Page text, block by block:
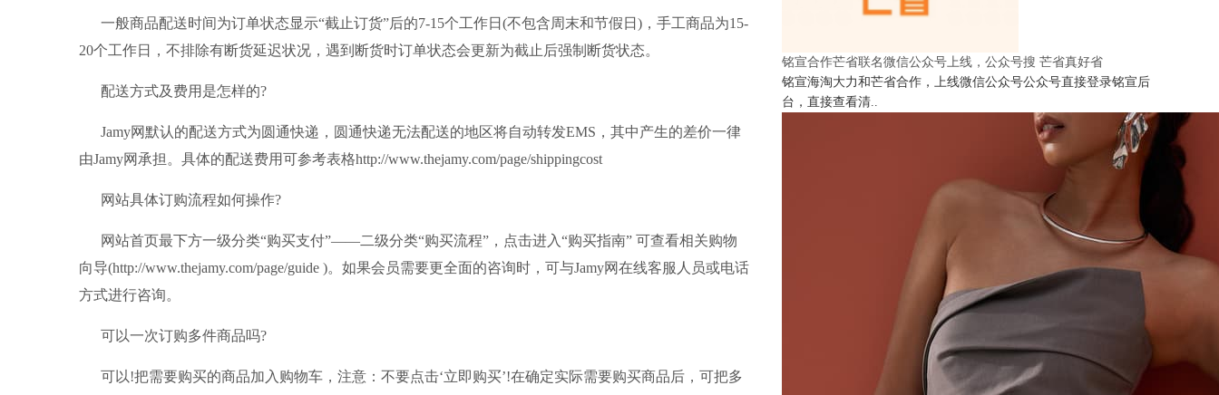
一般商品配送时间为订单状态显示“截止订货”后的7-15个工作日(不包含周末和节假日)，手工商品为15-
20个工作日，不排除有断货延迟状况，遇到断货时订单状态会更新为截止后强制断货状态。
配送方式及费用是怎样的?
Jamy网默认的配送方式为圆通快递，圆通快递无法配送的地区将自动转发EMS，其中产生的差价一律
由Jamy网承担。具体的配送费用可参考表格http://www.thejamy.com/page/shippingcost
网站具体订购流程如何操作?
网站首页最下方一级分类“购买支付”——二级分类“购买流程”，点击进入“购买指南” 可查看相关购物
向导(http://www.thejamy.com/page/guide )。如果会员需要更全面的咨询时，可与Jamy网在线客服人员或电话
方式进行咨询。
可以一次订购多件商品吗?
可以!把需要购买的商品加入购物车，注意：不要点击‘立即购买’!在确定实际需要购买商品后，可把多
铭宣合作芒省联名微信公众号上线，公众号搜 芒省真好省
铭宣海淘大力和芒省合作，上线微信公众号公众号直接登录铭宣后
台，直接查看清..